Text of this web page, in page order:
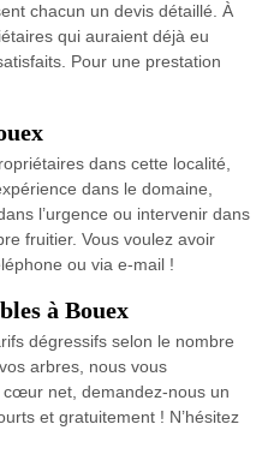
chacun un devis détaillé. À
qui auraient déjà eu
Pour une prestation
dans cette localité,
dans le domaine,
l’urgence ou intervenir dans
fruitier. Vous voulez avoir
ou via e-mail !
à Bouex
dégressifs selon le nombre
arbres, nous vous
cœur net, demandez-nous un
et gratuitement ! N’hésitez